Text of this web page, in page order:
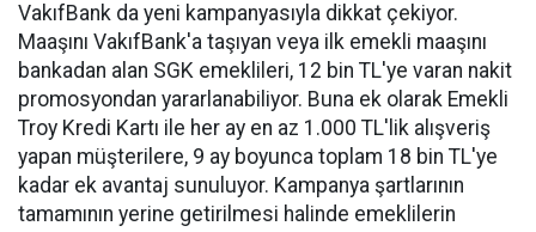
VakıfBank da yeni kampanyasıyla dikkat çekiyor.
Maaşını VakıfBank'a taşıyan veya ilk emekli maaşını
bankadan alan SGK emeklileri, 12 bin TL'ye varan nakit
promosyondan yararlanabiliyor. Buna ek olarak Emekli
Troy Kredi Kartı ile her ay en az 1.000 TL'lik alışveriş
yapan müşterilere, 9 ay boyunca toplam 18 bin TL'ye
kadar ek avantaj sunuluyor. Kampanya şartlarının
tamamının yerine getirilmesi halinde emeklilerin